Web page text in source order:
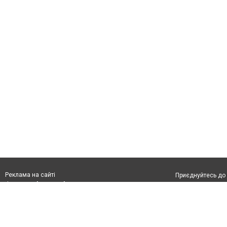
Реклама на сайті
Франшиза "CitySites"
Приєднуйтесь до